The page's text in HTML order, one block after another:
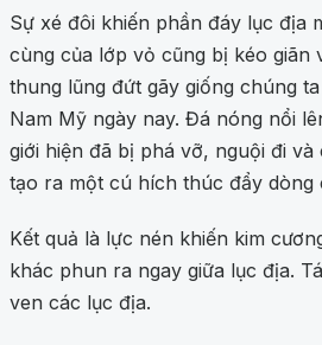
Sự xé đôi khiến phần đáy lục địa
cùng của lớp vỏ cũng bị kéo giãn
thung lũng đứt gãy giống chúng
Nam Mỹ ngày nay. Đá nóng nổi
giới hiện đã bị phá vỡ, nguội đi
tạo ra một cú hích thúc đẩy dòng
Kết quả là lực nén khiến kim
khác phun ra ngay giữa lục địa.
ven các lục địa.